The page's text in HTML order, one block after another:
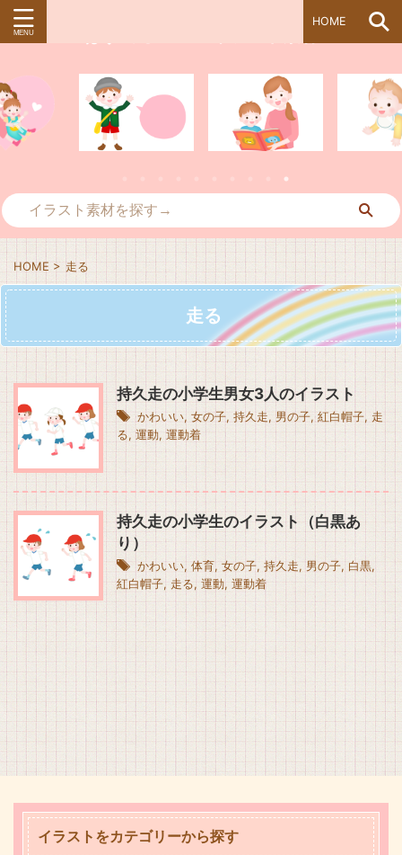
HOME
HOME > 走る
走る
持久走の小学生男女3人のイラスト
かわいい, 女の子, 持久走, 男の子,紅白帽子, 走
る, 運動, 運動着
持久走の小学生のイラスト（白黒あ
り）
かわいい, 体育,女の子, 持久走, 男の子, 白黒,
紅白帽子, 走る, 運動, 運動着
イラストをカテゴリーから探す